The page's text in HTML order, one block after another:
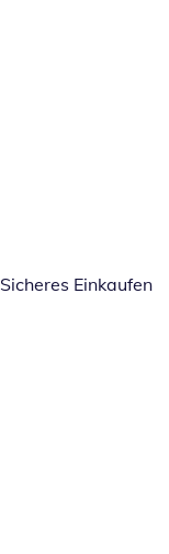
Sicheres Einkaufen